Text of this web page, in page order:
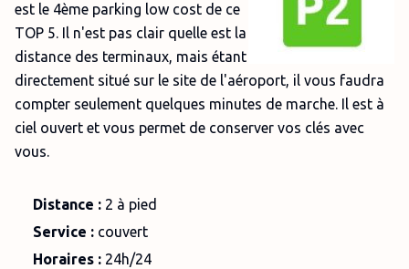
est le 4ème parking low cost de ce
TOP 5. Il n'est pas clair quelle est la
distance des terminaux, mais étant
directement situé sur le site de l'aéroport, il vous faudra
compter seulement quelques minutes de marche. Il est à
ciel ouvert et vous permet de conserver vos clés avec
vous.
Distance : 2 à pied
Service : couvert
Horaires : 24h/24